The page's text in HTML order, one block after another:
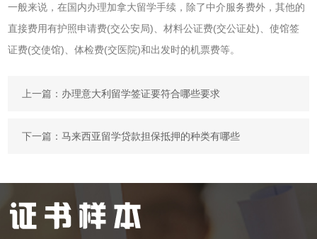
一般来说，在国内办理加拿大留学手续，除了中介服务费外，其他的
直接费用有护照申请费(交公安局)、材料公证费(交公证处)、使馆签
证费(交使馆)、体检费(交医院)和出发时的机票费等。
上一篇： 办理意大利留学签证要符合哪些要求
下一篇：马来西亚留学贷款担保抵押的种类有哪些